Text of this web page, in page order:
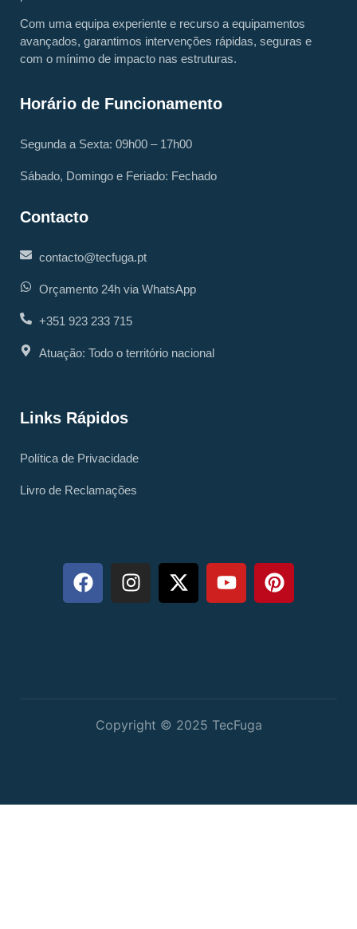
Com uma equipa experiente e recurso a equipamentos
avançados, garantimos intervenções rápidas, seguras e
com o mínimo de impacto nas estruturas.
Horário de Funcionamento
Segunda a Sexta: 09h00 – 17h00
Sábado, Domingo e Feriado: Fechado
Contacto
contacto@tecfuga.pt
Orçamento 24h via WhatsApp
+351 923 233 715
Atuação: Todo o território nacional
Links Rápidos
Política de Privacidade
Livro de Reclamações
Copyright © 2025 TecFuga